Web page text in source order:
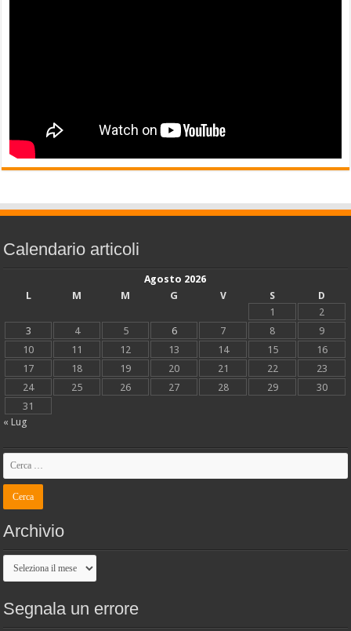
Calendario articoli
Agosto 2026
L
M M G V S
D
1
2
3
4 5 6 7 8
9
10
11 12 13 14 15
16
17
18 19 20 21 22
23
24
25 26 27 28 29
30
31
« Lug
Archivio
Archivio
Segnala un errore